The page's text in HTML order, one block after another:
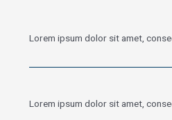
Lorem ipsum dolor sit amet,
Lorem ipsum dolor sit amet,